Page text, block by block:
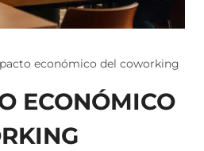
económico del coworking
ECONÓMICO